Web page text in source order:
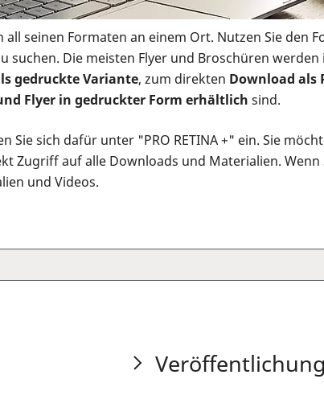
all seinen Formaten an einem Ort. Nutzen Sie den
suchen. Die meisten Flyer und Broschüren werden
gedruckte Variante, zum direkten Download als
Flyer in gedruckter Form erhältlich sind.
Sie sich dafür unter "PRO RETINA +" ein. Sie
Zugriff auf alle Downloads und Materialien. Wenn
und Videos.
Veröffentlichung